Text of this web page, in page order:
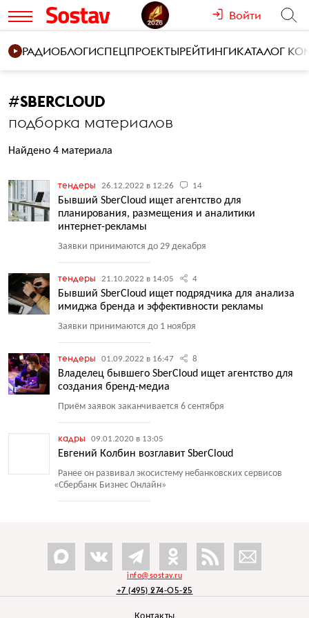
Войти
РАДИОБЛОГИСПЕЦПРОЕКТЫРЕЙТИНГИКАТАЛОГ
#SBERCLOUD
подборка материалов
Найдено 4 материала
тендеры 26.12.2022 в 12:26 14
Бывший SberCloud ищет агентство для
планирования, размещения и аналитики
интернет-рекламы
Заявки принимаются до 29 декабря
тендеры 21.10.2022 в 14:05 4
Бывший SberCloud ищет подрядчика для анализа
имиджа бренда и эффективности рекламы
Заявки принимаются до 1 ноября
тендеры 01.09.2022 в 16:47 8
Владелец бывшего SberCloud ищет агентство для
создания бренд-медиа
Приём заявок заканчивается 6 сентября
кадры 09.01.2020 в 13:05
Евгений Колбин возглавит SberCloud
Ранее он развивал экосистему небанковских сервисов
«Сбербанк Бизнес Онлайн»
info@sostav.ru
+7 (495) 274-05-25